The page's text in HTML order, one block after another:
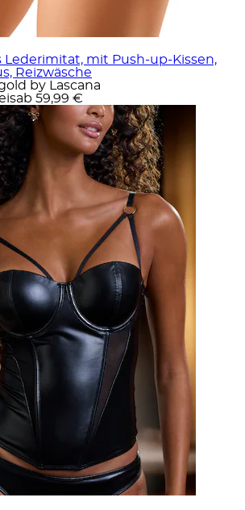
Lederimitat, mit Push-up-Kissen,
Reizwäsche
by Lascana
ab 59,99 €